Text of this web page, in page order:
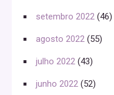
setembro 2022 (46)
agosto 2022 (55)
julho 2022 (43)
junho 2022 (52)